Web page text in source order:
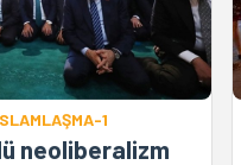
1
neoliberalizm